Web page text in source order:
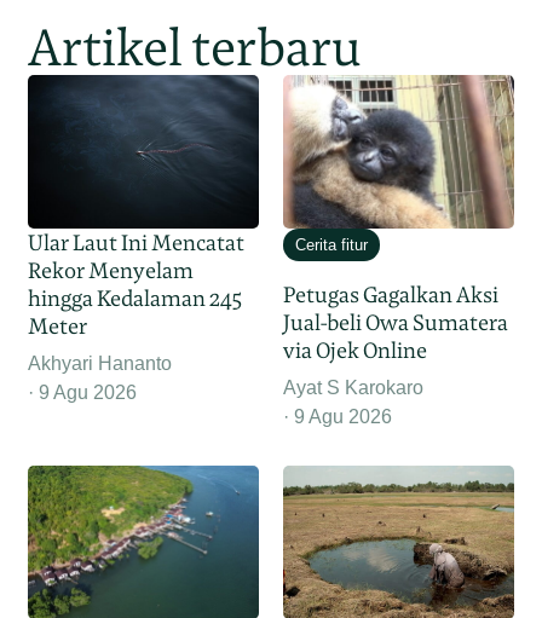
Artikel terbaru
Ular Laut Ini Mencatat
Rekor Menyelam
hingga Kedalaman 245
Meter
Akhyari Hananto
9 Agu 2026
Cerita fitur
Petugas Gagalkan Aksi
Jual-beli Owa Sumatera
via Ojek Online
Ayat S Karokaro
9 Agu 2026